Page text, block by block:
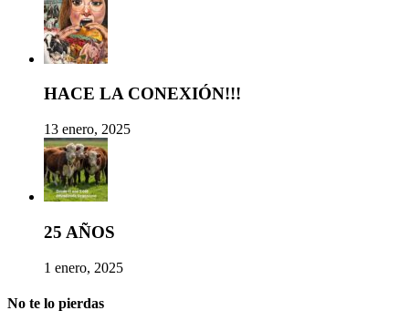
HACE LA CONEXIÓN!!!
13 enero, 2025
25 AÑOS
1 enero, 2025
No te lo pierdas